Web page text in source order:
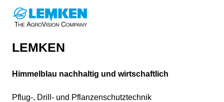
LEMKEN
Himmelblau nachhaltig und wirtschaftlich
Pflug-, Drill- und Pflanzenschutztechnik